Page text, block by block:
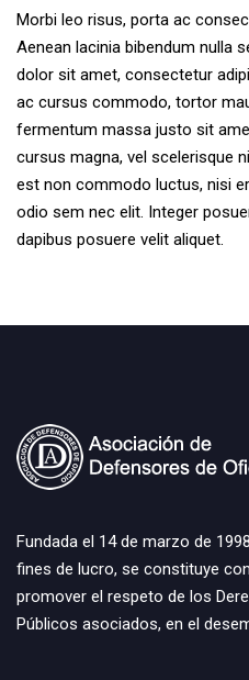
Morbi leo risus, porta ac
Aenean lacinia bibendum nulla
dolor sit amet, consectetur
ac cursus commodo, tortor
fermentum massa justo sit
cursus magna, vel scelerisque
est non commodo luctus, nisi
odio sem nec elit. Integer
dapibus posuere velit aliquet.
Fundada el 14 de marzo de
fines de lucro, se constituye
promover el respeto de los
Públicos asociados, en el